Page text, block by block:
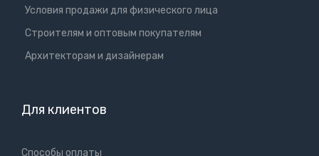
Условия продажи для физического лица
Cтроителям и оптовым покупателям
Aрхитекторам и дизайнерам
Для клиентов
Способы оплаты